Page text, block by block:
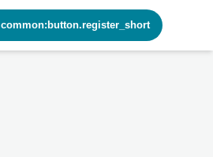
common:button.register_short